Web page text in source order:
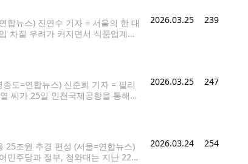
합뉴스) 진연수 기자 = 서울의 한 대
차질 우려가 커지면서 식품업계에
2026.03.25 239
도=연합뉴스) 신준희 기자 = 필리
씨가 25일 인천국제공항을 통해
2026.03.25 247
조원 추경 편성 (서울=연합뉴스)
민주당과 정부, 청와대는 지난 22일
2026.03.24 254